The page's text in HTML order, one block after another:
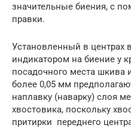
значительные биения, с
правки.
Установленный в центрах
индикатором на биение у
посадочного места шкива
более 0,05 мм
наплавку (наварку) слоя
хвостовика, поскольку
притирки переднего